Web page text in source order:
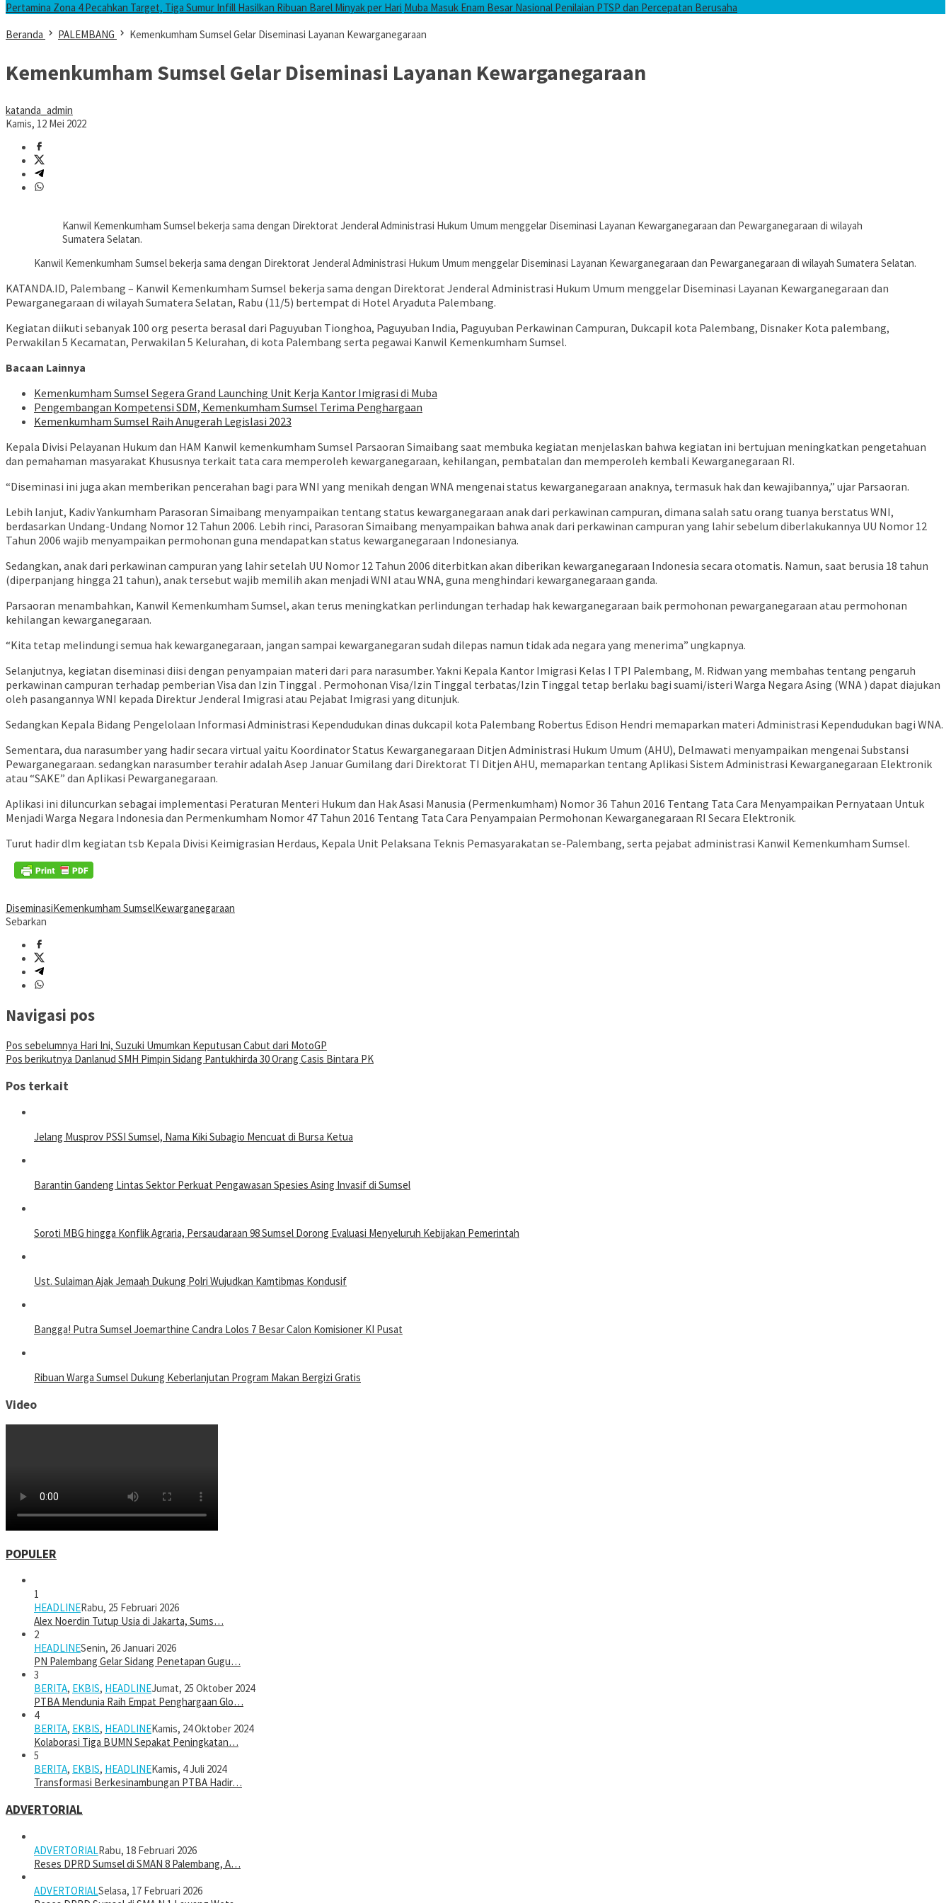
Pertamina Zona 4 Pecahkan Target, Tiga Sumur Infill Hasilkan Ribuan Barel Minyak per Hari Muba Masuk Enam Besar Nasional Penilaian PTSP dan Percepatan Berusaha
Beranda
PALEMBANG Kemenkumham Sumsel Gelar Diseminasi Layanan Kewarganegaraan
Kemenkumham Sumsel Gelar Diseminasi Layanan Kewarganegaraan
katanda_admin
Kamis, 12 Mei 2022
Kanwil Kemenkumham Sumsel bekerja sama dengan Direktorat Jenderal Administrasi Hukum Umum menggelar Diseminasi Layanan Kewarganegaraan dan Pewarganegaraan di wilayah
Sumatera Selatan.
Kanwil Kemenkumham Sumsel bekerja sama dengan Direktorat Jenderal Administrasi Hukum Umum menggelar Diseminasi Layanan Kewarganegaraan dan Pewarganegaraan di wilayah Sumatera Selatan.
KATANDA.ID, Palembang – Kanwil Kemenkumham Sumsel bekerja sama dengan Direktorat Jenderal Administrasi Hukum Umum menggelar Diseminasi Layanan Kewarganegaraan dan
Pewarganegaraan di wilayah Sumatera Selatan, Rabu (11/5) bertempat di Hotel Aryaduta Palembang.
Kegiatan diikuti sebanyak 100 org peserta berasal dari Paguyuban Tionghoa, Paguyuban India, Paguyuban Perkawinan Campuran, Dukcapil kota Palembang, Disnaker Kota palembang,
Perwakilan 5 Kecamatan, Perwakilan 5 Kelurahan, di kota Palembang serta pegawai Kanwil Kemenkumham Sumsel.
Bacaan Lainnya
Kemenkumham Sumsel Segera Grand Launching Unit Kerja Kantor Imigrasi di Muba
Pengembangan Kompetensi SDM, Kemenkumham Sumsel Terima Penghargaan
Kemenkumham Sumsel Raih Anugerah Legislasi 2023
Kepala Divisi Pelayanan Hukum dan HAM Kanwil kemenkumham Sumsel Parsaoran Simaibang saat membuka kegiatan menjelaskan bahwa kegiatan ini bertujuan meningkatkan pengetahuan
dan pemahaman masyarakat Khususnya terkait tata cara memperoleh kewarganegaraan, kehilangan, pembatalan dan memperoleh kembali Kewarganegaraan RI.
“Diseminasi ini juga akan memberikan pencerahan bagi para WNI yang menikah dengan WNA mengenai status kewarganegaraan anaknya, termasuk hak dan kewajibannya,” ujar Parsaoran.
Lebih lanjut, Kadiv Yankumham Parasoran Simaibang menyampaikan tentang status kewarganegaraan anak dari perkawinan campuran, dimana salah satu orang tuanya berstatus WNI,
berdasarkan Undang-Undang Nomor 12 Tahun 2006. Lebih rinci, Parasoran Simaibang menyampaikan bahwa anak dari perkawinan campuran yang lahir sebelum diberlakukannya UU Nomor 12
Tahun 2006 wajib menyampaikan permohonan guna mendapatkan status kewarganegaraan Indonesianya.
Sedangkan, anak dari perkawinan campuran yang lahir setelah UU Nomor 12 Tahun 2006 diterbitkan akan diberikan kewarganegaraan Indonesia secara otomatis. Namun, saat berusia 18 tahun
(diperpanjang hingga 21 tahun), anak tersebut wajib memilih akan menjadi WNI atau WNA, guna menghindari kewarganegaraan ganda.
Parsaoran menambahkan, Kanwil Kemenkumham Sumsel, akan terus meningkatkan perlindungan terhadap hak kewarganegaraan baik permohonan pewarganegaraan atau permohonan
kehilangan kewarganegaraan.
“Kita tetap melindungi semua hak kewarganegaraan, jangan sampai kewarganegaran sudah dilepas namun tidak ada negara yang menerima” ungkapnya.
Selanjutnya, kegiatan diseminasi diisi dengan penyampaian materi dari para narasumber. Yakni Kepala Kantor Imigrasi Kelas I TPI Palembang, M. Ridwan yang membahas tentang pengaruh
perkawinan campuran terhadap pemberian Visa dan Izin Tinggal . Permohonan Visa/Izin Tinggal terbatas/Izin Tinggal tetap berlaku bagi suami/isteri Warga Negara Asing (WNA ) dapat diajukan
oleh pasangannya WNI kepada Direktur Jenderal Imigrasi atau Pejabat Imigrasi yang ditunjuk.
Sedangkan Kepala Bidang Pengelolaan Informasi Administrasi Kependudukan dinas dukcapil kota Palembang Robertus Edison Hendri memaparkan materi Administrasi Kependudukan bagi WNA.
Sementara, dua narasumber yang hadir secara virtual yaitu Koordinator Status Kewarganegaraan Ditjen Administrasi Hukum Umum (AHU), Delmawati menyampaikan mengenai Substansi
Pewarganegaraan. sedangkan narasumber terahir adalah Asep Januar Gumilang dari Direktorat TI Ditjen AHU, memaparkan tentang Aplikasi Sistem Administrasi Kewarganegaraan Elektronik
atau “SAKE” dan Aplikasi Pewarganegaraan.
Aplikasi ini diluncurkan sebagai implementasi Peraturan Menteri Hukum dan Hak Asasi Manusia (Permenkumham) Nomor 36 Tahun 2016 Tentang Tata Cara Menyampaikan Pernyataan Untuk
Menjadi Warga Negara Indonesia dan Permenkumham Nomor 47 Tahun 2016 Tentang Tata Cara Penyampaian Permohonan Kewarganegaraan RI Secara Elektronik.
Turut hadir dlm kegiatan tsb Kepala Divisi Keimigrasian Herdaus, Kepala Unit Pelaksana Teknis Pemasyarakatan se-Palembang, serta pejabat administrasi Kanwil Kemenkumham Sumsel.
DiseminasiKemenkumham SumselKewarganegaraan
Sebarkan
Navigasi pos
Pos sebelumnya Hari Ini, Suzuki Umumkan Keputusan Cabut dari MotoGP
Pos berikutnya Danlanud SMH Pimpin Sidang Pantukhirda 30 Orang Casis Bintara PK
Pos terkait
Jelang Musprov PSSI Sumsel, Nama Kiki Subagio Mencuat di Bursa Ketua
Barantin Gandeng Lintas Sektor Perkuat Pengawasan Spesies Asing Invasif di Sumsel
Soroti MBG hingga Konflik Agraria, Persaudaraan 98 Sumsel Dorong Evaluasi Menyeluruh Kebijakan Pemerintah
Ust. Sulaiman Ajak Jemaah Dukung Polri Wujudkan Kamtibmas Kondusif
Bangga! Putra Sumsel Joemarthine Candra Lolos 7 Besar Calon Komisioner KI Pusat
Ribuan Warga Sumsel Dukung Keberlanjutan Program Makan Bergizi Gratis
Video
POPULER
1
HEADLINERabu, 25 Februari 2026
Alex Noerdin Tutup Usia di Jakarta, Sums…
2
HEADLINESenin, 26 Januari 2026
PN Palembang Gelar Sidang Penetapan Gugu…
3
BERITA, EKBIS, HEADLINEJumat, 25 Oktober 2024
PTBA Mendunia Raih Empat Penghargaan Glo…
4
BERITA, EKBIS, HEADLINEKamis, 24 Oktober 2024
Kolaborasi Tiga BUMN Sepakat Peningkatan…
5
BERITA, EKBIS, HEADLINEKamis, 4 Juli 2024
Transformasi Berkesinambungan PTBA Hadir…
ADVERTORIAL
ADVERTORIALRabu, 18 Februari 2026
Reses DPRD Sumsel di SMAN 8 Palembang, A…
ADVERTORIALSelasa, 17 Februari 2026